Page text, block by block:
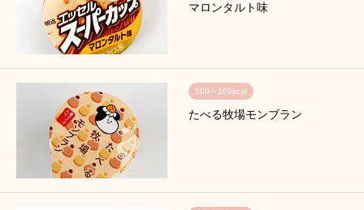
マロンタルト味
100～199kcal
たべる牧場モンブラン